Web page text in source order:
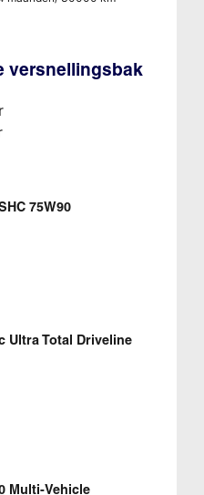
versnellingsbak
75W90
Ultra Total Driveline
Multi-Vehicle